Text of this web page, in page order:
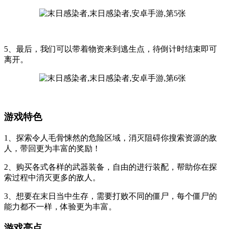
5、最后，我们可以带着物资来到逃生点，待倒计时结束即可
离开。
游戏特色
1、探索令人毛骨悚然的危险区域，消灭阻碍你搜索资源的敌
人，带回更为丰富的奖励！
2、购买各式各样的武器装备，自由的进行装配，帮助你在探
索过程中消灭更多的敌人。
3、想要在末日当中生存，需要打败不同的僵尸，每个僵尸的
能力都不一样，体验更为丰富。